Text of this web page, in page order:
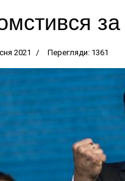
2021 Перегляди: 1361